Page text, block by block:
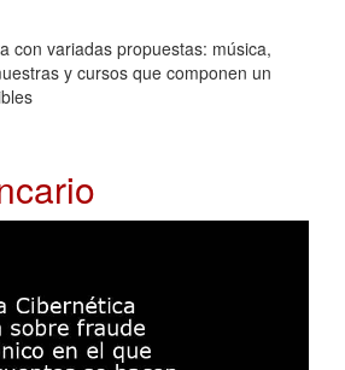
con variadas propuestas: música,
y cursos que componen un